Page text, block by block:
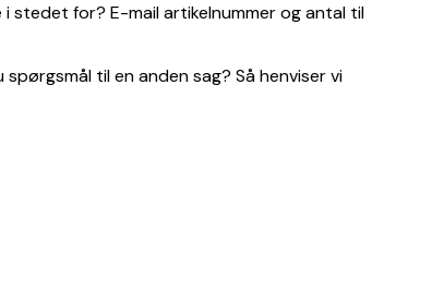
i stedet for? E-mail artikelnummer og antal til
spørgsmål til en anden sag? Så henviser vi